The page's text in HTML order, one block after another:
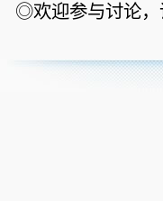
◎欢迎参与讨论，